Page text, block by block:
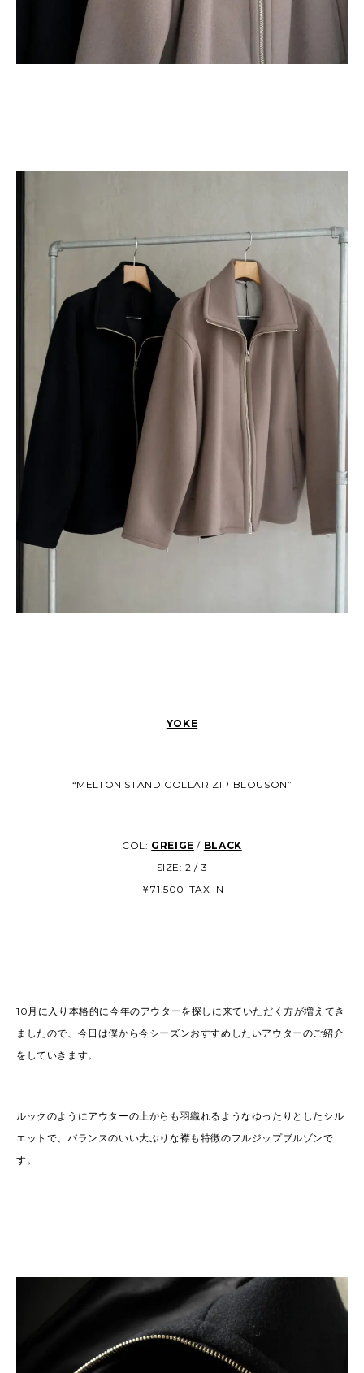
YOKE
“MELTON STAND COLLAR ZIP BLOUSON”
COL: GREIGE / BLACK
SIZE: 2 / 3
￥71,500-TAX IN
10月に入り本格的に今年のアウターを探しに来ていただく方が増えてき
ましたので、今日は僕から今シーズンおすすめしたいアウターのご紹介
をしていきます。
ルックのようにアウターの上からも羽織れるようなゆったりとしたシル
エットで、バランスのいい大ぶりな襟も特徴のフルジップブルゾンで
す。